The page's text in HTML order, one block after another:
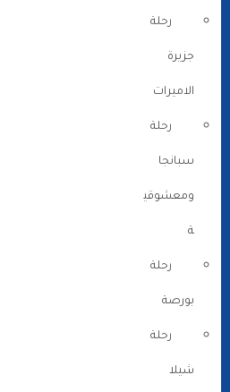
رحلة
جزيرة
الاميرات
رحلة
سبانجا
ومعشوقي
ة
رحلة
بورصة
رحلة
شيلا